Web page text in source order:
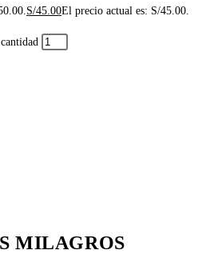
S/45.00El precio actual es: S/45.00.
MILAGROS